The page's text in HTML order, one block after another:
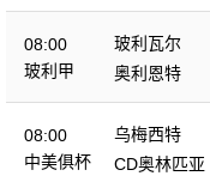
08:00
玻利甲
玻利瓦尔
奥利恩特
08:00
中美俱杯
乌梅西特
CD奥林匹亚